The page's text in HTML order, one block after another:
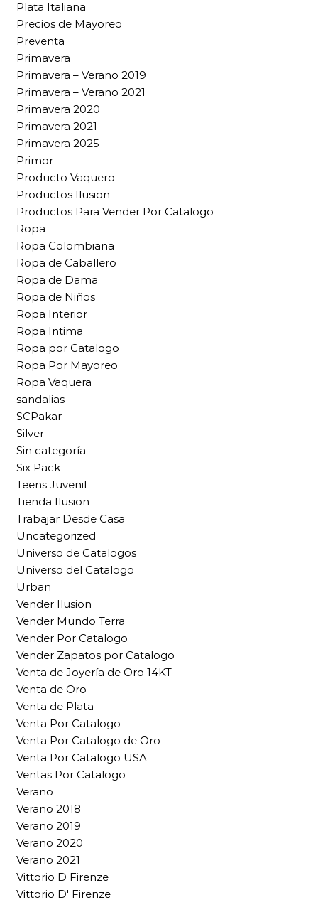
Plata Italiana
Precios de Mayoreo
Preventa
Primavera
Primavera – Verano 2019
Primavera – Verano 2021
Primavera 2020
Primavera 2021
Primavera 2025
Primor
Producto Vaquero
Productos Ilusion
Productos Para Vender Por Catalogo
Ropa
Ropa Colombiana
Ropa de Caballero
Ropa de Dama
Ropa de Niños
Ropa Interior
Ropa Intima
Ropa por Catalogo
Ropa Por Mayoreo
Ropa Vaquera
sandalias
SCPakar
Silver
Sin categoría
Six Pack
Teens Juvenil
Tienda Ilusion
Trabajar Desde Casa
Uncategorized
Universo de Catalogos
Universo del Catalogo
Urban
Vender Ilusion
Vender Mundo Terra
Vender Por Catalogo
Vender Zapatos por Catalogo
Venta de Joyería de Oro 14KT
Venta de Oro
Venta de Plata
Venta Por Catalogo
Venta Por Catalogo de Oro
Venta Por Catalogo USA
Ventas Por Catalogo
Verano
Verano 2018
Verano 2019
Verano 2020
Verano 2021
Vittorio D Firenze
Vittorio D' Firenze